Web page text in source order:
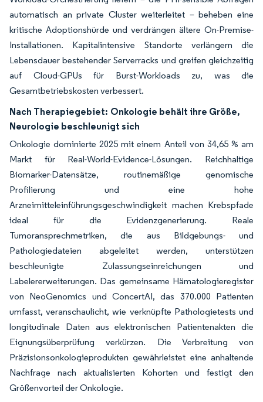
automatisch an private Cluster weiterleitet – beheben eine
kritische Adoptionshürde und verdrängen ältere On-Premise-
Installationen. Kapitalintensive Standorte verlängern die
Lebensdauer bestehender Serverracks und greifen gleichzeitig
auf Cloud-GPUs für Burst-Workloads zu, was die
Gesamtbetriebskosten verbessert.
Nach Therapiegebiet: Onkologie behält ihre Größe,
Neurologie beschleunigt sich
Onkologie dominierte 2025 mit einem Anteil von 34,65 % am
Markt für Real-World-Evidence-Lösungen. Reichhaltige
Biomarker-Datensätze, routinemäßige genomische
Profilierung und eine hohe
Arzneimitteleinführungsgeschwindigkeit machen Krebspfade
ideal für die Evidenzgenerierung. Reale
Tumoransprechmetriken, die aus Bildgebungs- und
Pathologiedateien abgeleitet werden, unterstützen
beschleunigte Zulassungseinreichungen und
Labelererweiterungen. Das gemeinsame Hämatologieregister
von NeoGenomics und ConcertAI, das 370.000 Patienten
umfasst, veranschaulicht, wie verknüpfte Pathologietests und
longitudinale Daten aus elektronischen Patientenakten die
Eignungsüberprüfung verkürzen. Die Verbreitung von
Präzisionsonkologieprodukten gewährleistet eine anhaltende
Nachfrage nach aktualisierten Kohorten und festigt den
Größenvorteil der Onkologie.